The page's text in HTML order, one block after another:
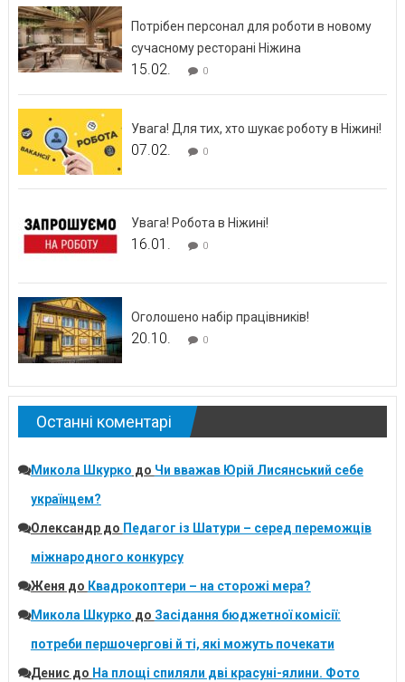
Потрібен персонал для роботи в новому
сучасному ресторані Ніжина
15.02. 0
Увага! Для тих, хто шукає роботу в Ніжині!
07.02. 0
Увага! Робота в Ніжині!
16.01. 0
Оголошено набір працівників!
20.10. 0
Останні коментарі
Микола Шкурко до Чи вважав Юрій Лисянський себе
українцем?
Олександрдо Педагог із Шатури – серед переможців
міжнародного конкурсу
Женя до Квадрокоптери – на сторожі мера?
Микола Шкурко до Засідання бюджетної комісії:
потреби першочергові й ті, які можуть почекати
Денисдо На площі спиляли дві красуні-ялини. Фото